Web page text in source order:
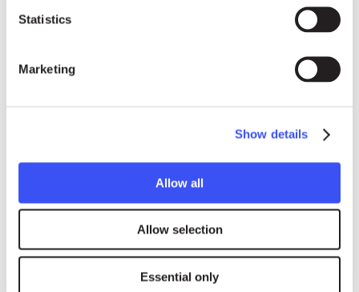
Statistics
Marketing
Show details
Allow all
Allow selection
Essential only